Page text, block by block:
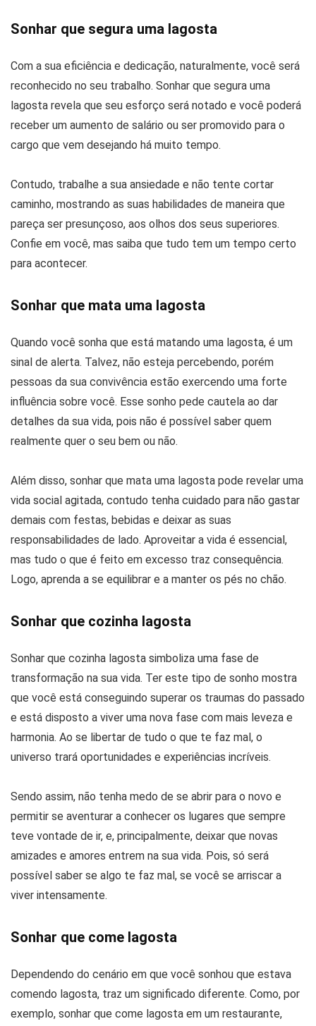
Sonhar que segura uma lagosta
Com a sua eficiência e dedicação, naturalmente, você será
reconhecido no seu trabalho. Sonhar que segura uma
lagosta revela que seu esforço será notado e você poderá
receber um aumento de salário ou ser promovido para o
cargo que vem desejando há muito tempo.
Contudo, trabalhe a sua ansiedade e não tente cortar
caminho, mostrando as suas habilidades de maneira que
pareça ser presunçoso, aos olhos dos seus superiores.
Confie em você, mas saiba que tudo tem um tempo certo
para acontecer.
Sonhar que mata uma lagosta
Quando você sonha que está matando uma lagosta, é um
sinal de alerta. Talvez, não esteja percebendo, porém
pessoas da sua convivência estão exercendo uma forte
influência sobre você. Esse sonho pede cautela ao dar
detalhes da sua vida, pois não é possível saber quem
realmente quer o seu bem ou não.
Além disso, sonhar que mata uma lagosta pode revelar uma
vida social agitada, contudo tenha cuidado para não gastar
demais com festas, bebidas e deixar as suas
responsabilidades de lado. Aproveitar a vida é essencial,
mas tudo o que é feito em excesso traz consequência.
Logo, aprenda a se equilibrar e a manter os pés no chão.
Sonhar que cozinha lagosta
Sonhar que cozinha lagosta simboliza uma fase de
transformação na sua vida. Ter este tipo de sonho mostra
que você está conseguindo superar os traumas do passado
e está disposto a viver uma nova fase com mais leveza e
harmonia. Ao se libertar de tudo o que te faz mal, o
universo trará oportunidades e experiências incríveis.
Sendo assim, não tenha medo de se abrir para o novo e
permitir se aventurar a conhecer os lugares que sempre
teve vontade de ir, e, principalmente, deixar que novas
amizades e amores entrem na sua vida. Pois, só será
possível saber se algo te faz mal, se você se arriscar a
viver intensamente.
Sonhar que come lagosta
Dependendo do cenário em que você sonhou que estava
comendo lagosta, traz um significado diferente. Como, por
exemplo, sonhar que come lagosta em um restaurante,